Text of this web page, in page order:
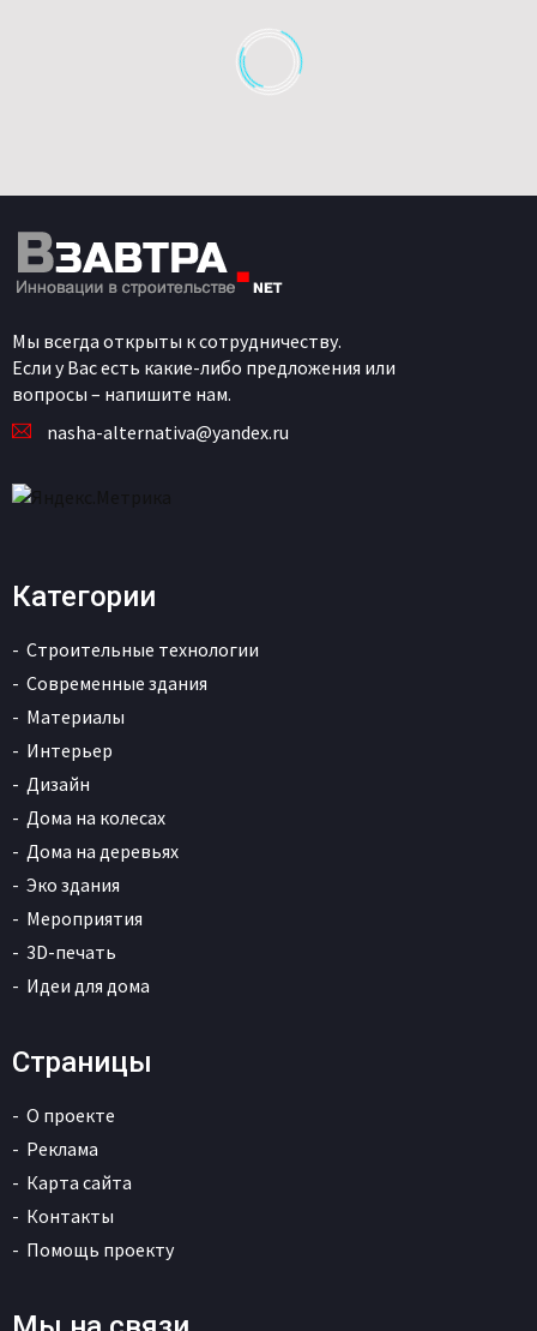
Мы всегда открыты к сотрудничеству.
Если у Вас есть какие-либо предложения или
вопросы – напишите нам.
nasha-alternativa@yandex.ru
Категории
Строительные технологии
Современные здания
Материалы
Интерьер
Дизайн
Дома на колесах
Дома на деревьях
Эко здания
Мероприятия
3D-печать
Идеи для дома
Страницы
О проекте
Реклама
Карта сайта
Контакты
Помощь проекту